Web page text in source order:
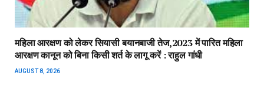
महिला आरक्षण को लेकर सियासी बयानबाजी तेज,2023 में पारित महिला
आरक्षण कानून को बिना किसी शर्त के लागू करें : राहुल गांधी
AUGUST 8, 2026